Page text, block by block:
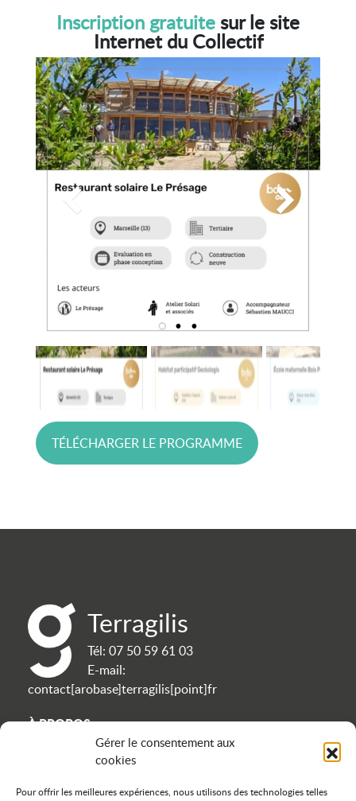
Gérer le consentement aux
cookies
Pour offrir les meilleures expériences, nous utilisons des technologies telles
Inscription gratuitesur le site
Internet du Collectif
TÉLÉCHARGER LE PROGRAMME
Terragilis
Tél: 07 50 59 61 03
E-mail:
contact[arobase]terragilis[point]fr
À PROPOS